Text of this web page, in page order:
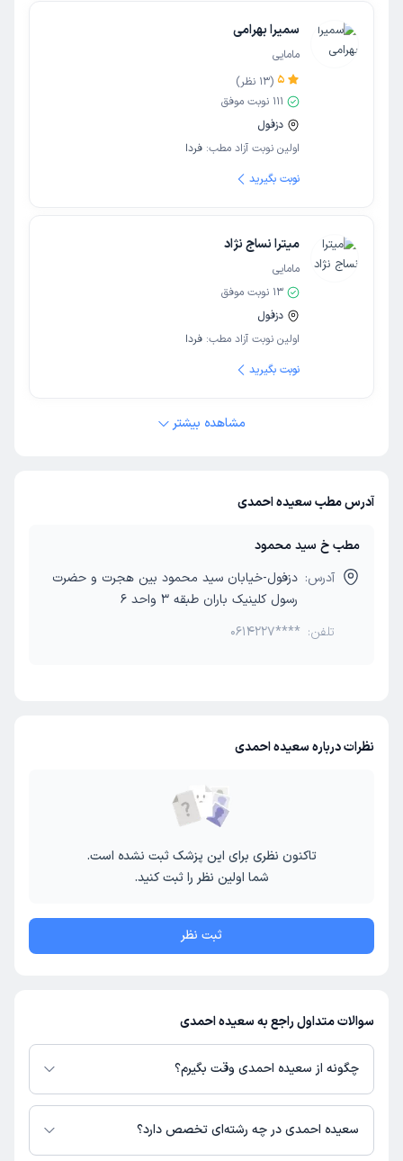
سمیرا بهرامی
مامایی
5
(
13 نظر)
111 نوبت موفق
دزفول
اولین نوبت آزاد مطب: فردا
نوبت بگیرید
میترا نساج نژاد
مامایی
13 نوبت موفق
دزفول
اولین نوبت آزاد مطب: فردا
نوبت بگیرید
مشاهده بیشتر
آدرس مطب سعیده احمدی
مطب خ سید محمود
آدرس: دزفول-خیابان سید محمود بین هجرت و حضرت
رسول کلینیک باران طبقه 3 واحد 6
تلفن: 0614227****
نظرات درباره سعیده احمدی
تاکنون نظری برای این پزشک ثبت نشده است.
شما اولین نظر را ثبت کنید.
ثبت نظر
سوالات متداول راجع به سعیده احمدی
چگونه از سعیده احمدی وقت بگیرم؟
در صورتی کهسعیده احمدیدارای پروفایل فعال و نوبت‌دهی باز در پلتفرم دکترتو
باشند، می‌توانید از طریق این پلتفرم برای دریافت نوبت اقدام کنید. در صورت
سعیده احمدی در چه رشته‌ای تخصص دارد؟